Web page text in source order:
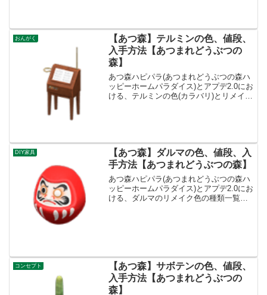
おんがく
【あつ森】テルミンの色、値段、
入手方法【あつまれどうぶつの
森】
あつ森ハピパラ(あつまれどうぶつの森ハ
ッピーホームパラダイス)とアプデ2.0にお
ける、テルミンの色(カラバリ)とリメイ
DIY家具
【あつ森】ダルマの色、値段、入
手方法【あつまれどうぶつの森】
あつ森ハピパラ(あつまれどうぶつの森ハ
ッピーホームパラダイス)とアプデ2.0にお
ける、ダルマのリメイク色の種類一覧と
コンセプト
【あつ森】サボテンの色、値段、
入手方法【あつまれどうぶつの
森】